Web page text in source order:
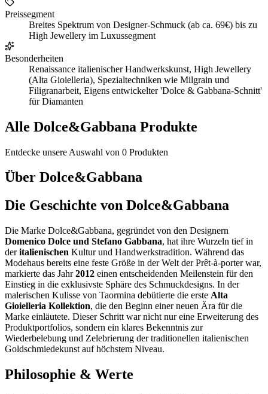
Preissegment
Breites Spektrum von Designer-Schmuck (ab ca. 69€) bis zu
High Jewellery im Luxussegment
Besonderheiten
Renaissance italienischer Handwerkskunst, High Jewellery
(Alta Gioielleria), Spezialtechniken wie Milgrain und
Filigranarbeit, Eigens entwickelter 'Dolce & Gabbana-Schnitt'
für Diamanten
Alle Dolce&Gabbana Produkte
Entdecke unsere Auswahl von 0 Produkten
Über Dolce&Gabbana
Die Geschichte von Dolce&Gabbana
Die Marke Dolce&Gabbana, gegründet von den Designern
Domenico Dolce und Stefano Gabbana, hat ihre Wurzeln tief in
deritalienischen Kultur und Handwerkstradition. Während das
Modehaus bereits eine feste Größe in der Welt der Prêt-à-porter war,
markierte das Jahr2012 einen entscheidenden Meilenstein für den
Einstieg in die exklusivste Sphäre des Schmuckdesigns. In der
malerischen Kulisse von Taormina debütierte die erste Alta
Gioielleria Kollektion, die den Beginn einer neuen Ära für die
Marke einläutete. Dieser Schritt war nicht nur eine Erweiterung des
Produktportfolios, sondern ein klares Bekenntnis zur
Wiederbelebung und Zelebrierung der traditionellen italienischen
Goldschmiedekunst auf höchstem Niveau.
Philosophie & Werte